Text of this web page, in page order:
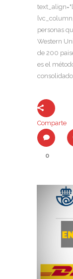
personas
Western
de 200
es el
Comparte
0